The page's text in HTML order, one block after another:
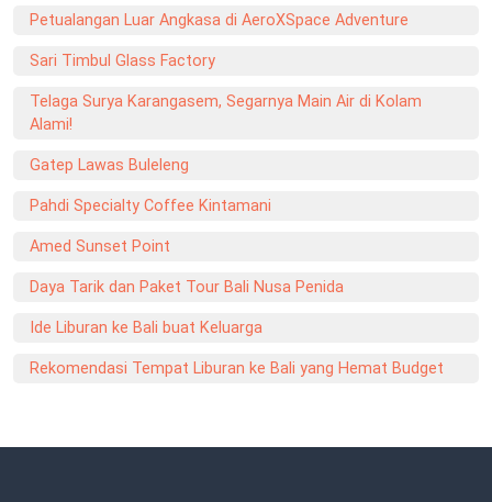
Petualangan Luar Angkasa di AeroXSpace Adventure
Sari Timbul Glass Factory
Telaga Surya Karangasem, Segarnya Main Air di Kolam
Alami!
Gatep Lawas Buleleng
Pahdi Specialty Coffee Kintamani
Amed Sunset Point
Daya Tarik dan Paket Tour Bali Nusa Penida
Ide Liburan ke Bali buat Keluarga
Rekomendasi Tempat Liburan ke Bali yang Hemat Budget